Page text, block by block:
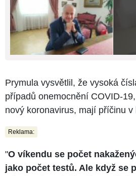
Prymula vysvětlil, že vysoká
případů onemocnění COVID-
nový koronavirus, mají příčinu
Reklama:
"O víkendu se počet
jako počet testů. Ale když se